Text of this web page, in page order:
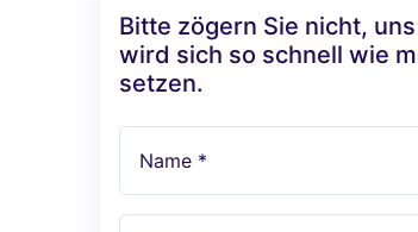
Bitte zögern Sie nicht,
wird sich so schnell wie
setzen.
Name *